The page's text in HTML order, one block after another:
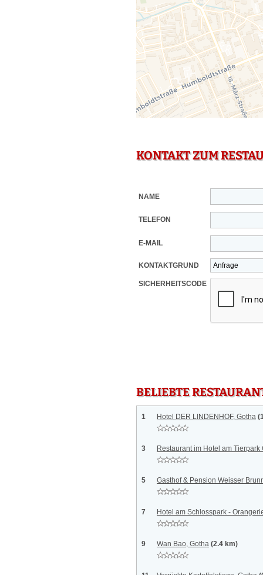
KONTAKT ZUM
NAME
TELEFON
E-MAIL
KONTAKTGRUND
SICHERHEITSCODE
BELIEBTE
1 Hotel DER LINDENHOF, Gotha
3 Restaurant im Hotel am Tierpark
5 Gasthof & Pension Weisser
7 Hotel am Schlosspark -
9 Wan Bao, Gotha (2.4 km)